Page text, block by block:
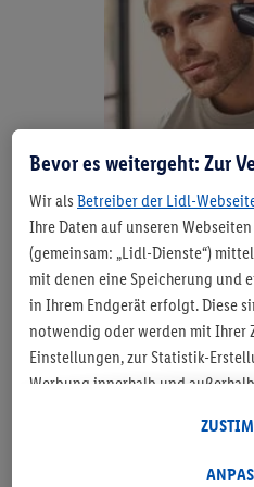
So kommt
den Sommer
Ganz schön warm, so ein
einfach abrasieren? Von
auch zusätzlichen UV-
wie Kopfhaare benötigt
Bevor es weitergeht: Zur
Wir als Betreiber der Lidl-
Ihre Daten auf unseren
(gemeinsam: „Lidl-Dienste“)
mit denen eine Speicherung und
in Ihrem Endgerät erfolgt. Diese
notwendig oder werden mit
Einstellungen, zur Statistik-
Werbung innerhalb und
diese Zwecke auch Daten aus